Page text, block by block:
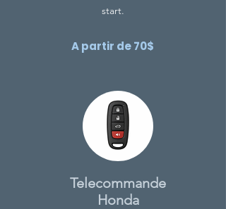
start.
A partir de 70$
Telecommande
Honda